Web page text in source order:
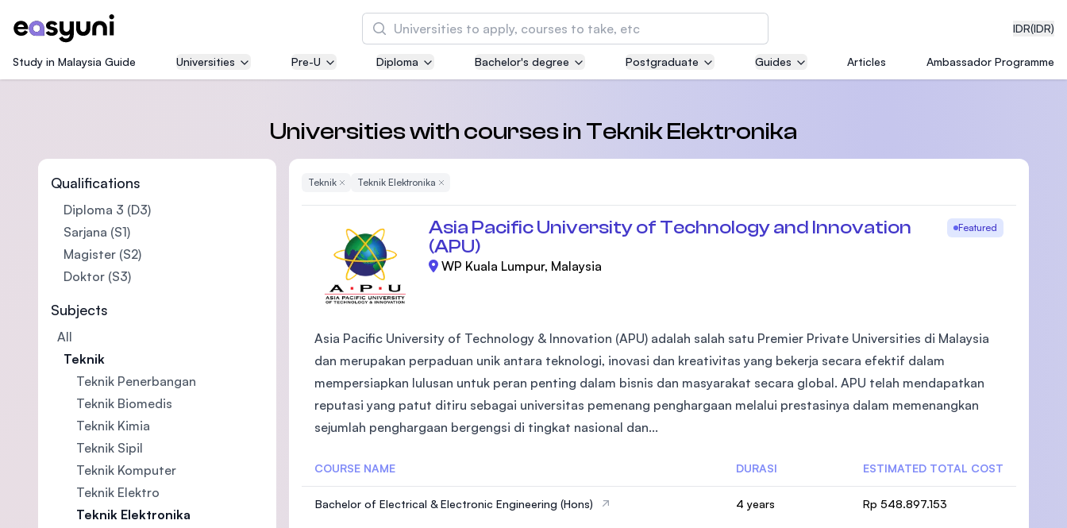
IDR(IDR)
Cari
Asia Pacific University of Technology and
Well-known for Computer Science, IT and Engineering
courses
International Medical University (IMU)
Malaysia's first and most established private medical
and healthcare university
Asia School of Business (ASB)
SEGi University Kota Damansara
Study in Malaysia Guide Universities Pre-U Diploma Bachelor's degree Postgraduate Guides Articles Ambassador Programme
Universities with courses in Teknik Elektronika
Qualifications
Diploma 3 (D3)
Sarjana (S1)
Magister (S2)
Doktor (S3)
Subjects
All
Teknik
Teknik Penerbangan
Teknik Biomedis
Teknik Kimia
Teknik Sipil
Teknik Komputer
Teknik Elektro
Teknik Elektronika
TeknikRemove Filter
Teknik Elektronika Remove Filter
Asia Pacific University of Technology and Innovation
(APU)
Featured
WP Kuala Lumpur, Malaysia
Asia Pacific University of Technology & Innovation (APU) adalah salah satu Premier Private Universities di Malaysia
dan merupakan perpaduan unik antara teknologi, inovasi dan kreativitas yang bekerja secara efektif dalam
mempersiapkan lulusan untuk peran penting dalam bisnis dan masyarakat secara global. APU telah mendapatkan
reputasi yang patut ditiru sebagai universitas pemenang penghargaan melalui prestasinya dalam memenangkan
sejumlah penghargaan bergengsi di tingkat nasional dan...
COURSE NAME DURASI ESTIMATED TOTAL COST
Bachelor of Electrical & Electronic Engineering (Hons) 4 years Rp 548.897.153